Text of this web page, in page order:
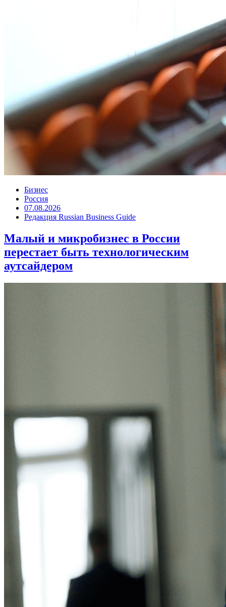
Бизнес
Россия
07.08.2026
Редакция Russian Business Guide
Малый и микробизнес в России
перестает быть технологическим
аутсайдером